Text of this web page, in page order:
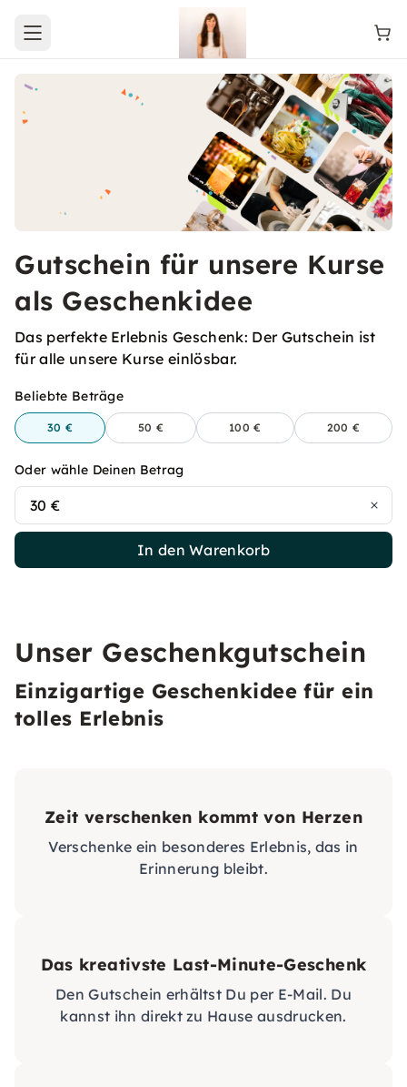
Open main menu
Gutschein für unsere Kurse
als Geschenkidee
Das perfekte Erlebnis Geschenk: Der Gutschein ist
für alle unsere Kurse einlösbar.
Beliebte Beträge
30 € 50 € 100 € 200 €
Oder wähle Deinen Betrag
30 €
In den Warenkorb
Unser Geschenkgutschein
Einzigartige Geschenkidee für ein
tolles Erlebnis
Zeit verschenken kommt von Herzen
Verschenke ein besonderes Erlebnis, das in
Erinnerung bleibt.
Das kreativste Last-Minute-Geschenk
Den Gutschein erhältst Du per E-Mail. Du
kannst ihn direkt zu Hause ausdrucken.